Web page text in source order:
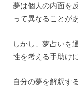
夢は個人の内面を
って異なることが
しかし、夢占いを
性を考える手助け
自分の夢を解釈す